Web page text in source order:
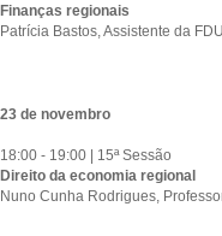
Finanças regionais
Patrícia Bastos, Assistente da
23 de novembro
18:00 - 19:00 | 15ª Sessão
Direito da economia regional
Nuno Cunha Rodrigues,